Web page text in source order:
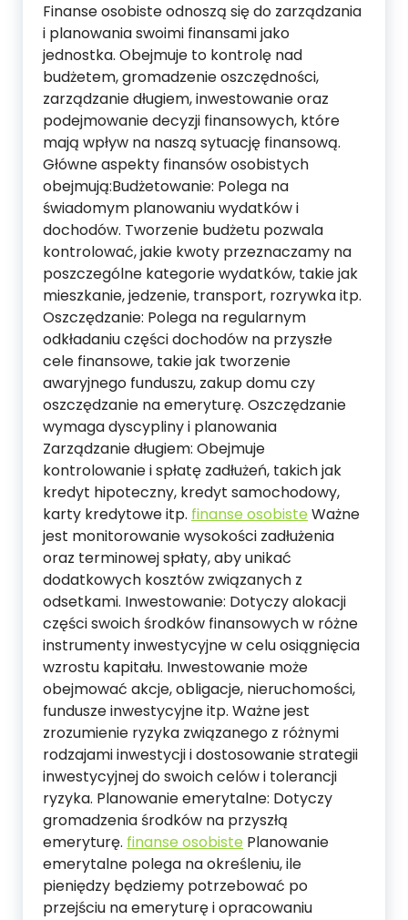
Finanse osobiste odnoszą się do zarządzania
i planowania swoimi finansami jako
jednostka. Obejmuje to kontrolę nad
budżetem, gromadzenie oszczędności,
zarządzanie długiem, inwestowanie oraz
podejmowanie decyzji finansowych, które
mają wpływ na naszą sytuację finansową.
Główne aspekty finansów osobistych
obejmują:Budżetowanie: Polega na
świadomym planowaniu wydatków i
dochodów. Tworzenie budżetu pozwala
kontrolować, jakie kwoty przeznaczamy na
poszczególne kategorie wydatków, takie jak
mieszkanie, jedzenie, transport, rozrywka itp.
Oszczędzanie: Polega na regularnym
odkładaniu części dochodów na przyszłe
cele finansowe, takie jak tworzenie
awaryjnego funduszu, zakup domu czy
oszczędzanie na emeryturę. Oszczędzanie
wymaga dyscypliny i planowania
Zarządzanie długiem: Obejmuje
kontrolowanie i spłatę zadłużeń, takich jak
kredyt hipoteczny, kredyt samochodowy,
karty kredytowe itp. finanse osobisteWażne
jest monitorowanie wysokości zadłużenia
oraz terminowej spłaty, aby unikać
dodatkowych kosztów związanych z
odsetkami. Inwestowanie: Dotyczy alokacji
części swoich środków finansowych w różne
instrumenty inwestycyjne w celu osiągnięcia
wzrostu kapitału. Inwestowanie może
obejmować akcje, obligacje, nieruchomości,
fundusze inwestycyjne itp. Ważne jest
zrozumienie ryzyka związanego z różnymi
rodzajami inwestycji i dostosowanie strategii
inwestycyjnej do swoich celów i tolerancji
ryzyka. Planowanie emerytalne: Dotyczy
gromadzenia środków na przyszłą
emeryturę. finanse osobiste Planowanie
emerytalne polega na określeniu, ile
pieniędzy będziemy potrzebować po
przejściu na emeryturę i opracowaniu